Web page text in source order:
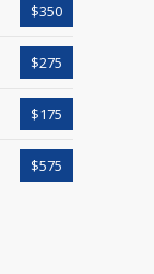
$350
$275
$175
$575